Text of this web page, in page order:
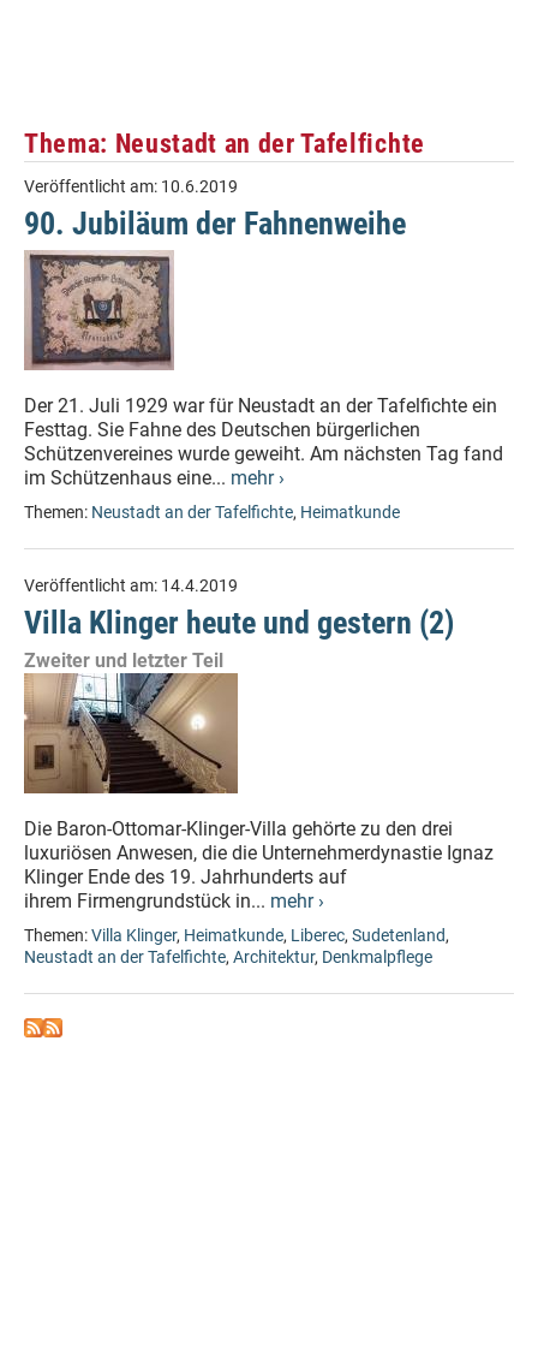
Thema: Neustadt an der Tafelfichte
Veröffentlicht am: 10.6.2019
90. Jubiläum der Fahnenweihe
Der 21. Juli 1929 war für Neustadt an der Tafelfichte ein
Festtag. Sie Fahne des Deutschen bürgerlichen
Schützenvereines wurde geweiht. Am nächsten Tag fand
im Schützenhaus eine... mehr ›
Themen: Neustadt an der Tafelfichte, Heimatkunde
Veröffentlicht am: 14.4.2019
Villa Klinger heute und gestern (2)
Zweiter und letzter Teil
Die Baron-Ottomar-Klinger-Villa gehörte zu den drei
luxuriösen Anwesen, die die Unternehmerdynastie Ignaz
Klinger Ende des 19. Jahrhunderts auf
ihrem Firmengrundstück in... mehr ›
Themen:Villa Klinger, Heimatkunde, Liberec, Sudetenland,
Neustadt an der Tafelfichte, Architektur, Denkmalpflege